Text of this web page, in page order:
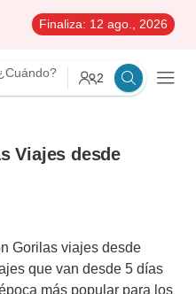
Finaliza: 12 ago., 2026
2
Viajes desde
Gorilas viajes desde
que van desde 5 días
más popular para los